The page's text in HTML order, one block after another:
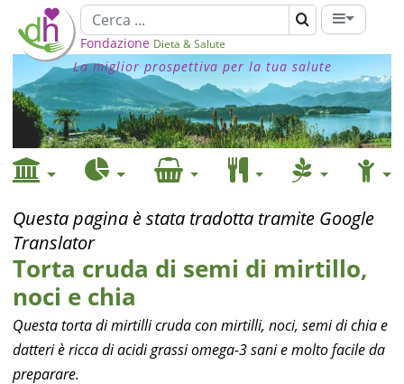
Fondazione Dieta & Salute
La miglior prospettiva per la tua salute
Questa pagina è stata tradotta tramite Google
Translator
Torta cruda di semi di mirtillo,
noci e chia
Questa torta di mirtilli cruda con mirtilli, noci, semi di chia e
datteri è ricca di acidi grassi omega-3 sani e molto facile da
preparare.